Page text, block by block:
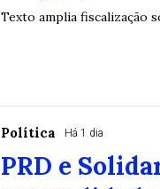
Texto amplia fiscalização
Política Há 1 dia
PRD e